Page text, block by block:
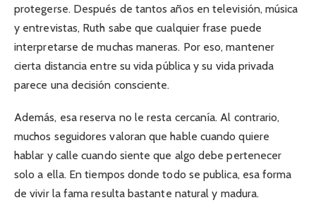
protegerse. Después de tantos años en televisión, música
y entrevistas, Ruth sabe que cualquier frase puede
interpretarse de muchas maneras. Por eso, mantener
cierta distancia entre su vida pública y su vida privada
parece una decisión consciente.
Además, esa reserva no le resta cercanía. Al contrario,
muchos seguidores valoran que hable cuando quiere
hablar y calle cuando siente que algo debe pertenecer
solo a ella. En tiempos donde todo se publica, esa forma
de vivir la fama resulta bastante natural y madura.